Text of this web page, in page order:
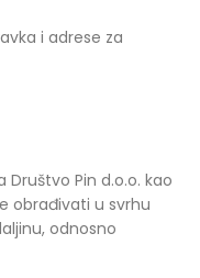
i adrese za
Društvo Pin d.o.o. kao
obrađivati u svrhu
odnosno